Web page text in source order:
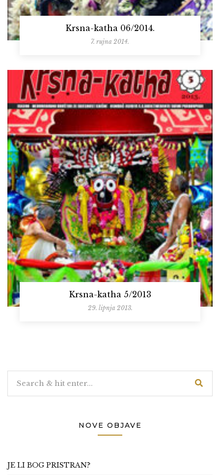
Krsna-katha 06/2014.
7. rujna 2014.
Krsna-katha 5/2013
29. lipnja 2013.
NOVE OBJAVE
JE LI BOG PRISTRAN?